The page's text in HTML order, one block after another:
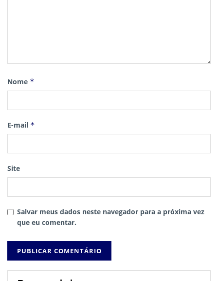
Nome *
E-mail *
Site
Salvar meus dados neste navegador para a próxima vez
que eu comentar.